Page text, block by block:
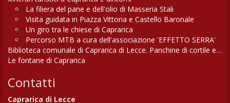
La filiera del pane e dell'olio di Masseria Stali
Visita guidata in Piazza Vittoria e Castello Baronale
Un giro tra le chiese di Caprarica
Percorso MTB a cura dell'associazione 'EFFETTO SERRA'
Biblioteca comunale di Caprarica di Lecce. Panchine di cortile e di campagna
Le fontane di Caprarica
Contatti
Caprarica di Lecce